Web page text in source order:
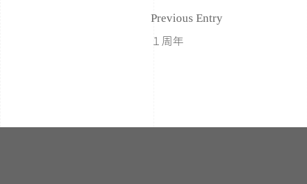
Previous Entry
１周年